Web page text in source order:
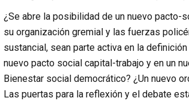
¿Se abre la posibilidad de un nuevo pacto-
su organización gremial y las fuerzas
sustancial, sean parte activa en la
nuevo pacto social capital-trabajo y en un
Bienestar social democrático? ¿Un nuevo
Las puertas para la reflexión y el debate